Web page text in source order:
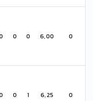
0 0 6,00 0
0 1 6,25 0